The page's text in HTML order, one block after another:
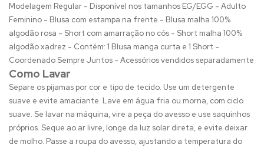
Modelagem Regular - Disponível nos tamanhos EG/EGG - Adulto
Feminino - Blusa com estampa na frente - Blusa malha 100%
algodão rosa - Short com amarração no cós - Short malha 100%
algodão xadrez - Contém: 1 Blusa manga curta e 1 Short -
Coordenado Sempre Juntos - Acessórios vendidos separadamente
Como Lavar
Separe os pijamas por cor e tipo de tecido. Use um detergente
suave e evite amaciante. Lave em água fria ou morna, com ciclo
suave. Se lavar na máquina, vire a peça do avesso e use saquinhos
próprios. Seque ao ar livre, longe da luz solar direta, e evite deixar
de molho. Passe a roupa do avesso, ajustando a temperatura do